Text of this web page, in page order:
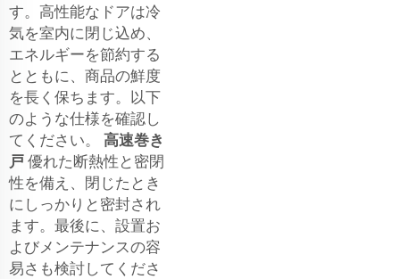
す。高性能なドアは冷
気を室内に閉じ込め、
エネルギーを節約する
とともに、商品の鮮度
を長く保ちます。以下
のような仕様を確認し
てください。 高速巻き
戸 優れた断熱性と密閉
性を備え、閉じたとき
にしっかりと密封され
ます。最後に、設置お
よびメンテナンスの容
易さも検討してくださ